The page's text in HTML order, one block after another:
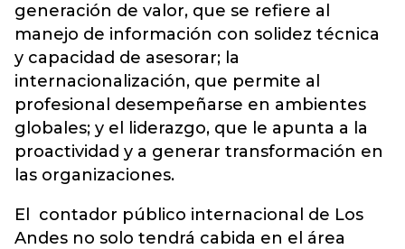
generación de valor, que se refiere al
manejo de información con solidez técnica
y capacidad de asesorar; la
internacionalización, que permite al
profesional desempeñarse en ambientes
globales; y el liderazgo, que le apunta a la
proactividad y a generar transformación en
las organizaciones.
El contador público internacional de Los
Andes no solo tendrá cabida en el área